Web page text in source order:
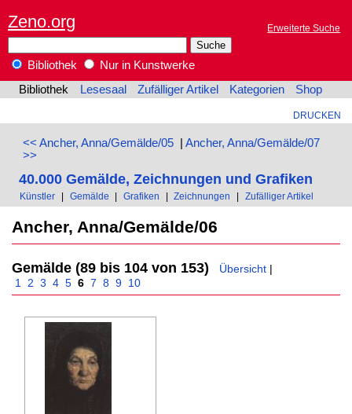
Zeno.org Erweiterte Suche
Bibliothek
Nur in Kunstwerke
Bibliothek
Lesesaal Zufälliger Artikel Kategorien Shop
DRUCKEN
<< Ancher, Anna/Gemälde/05 |Ancher, Anna/Gemälde/07
>>
40.000 Gemälde, Zeichnungen und Grafiken
Künstler | Gemälde | Grafiken | Zeichnungen | Zufälliger Artikel
Ancher, Anna/Gemälde/06
Gemälde (89 bis 104 von 153) Übersicht |
1
2 3 4 5 6 7 8 9 10